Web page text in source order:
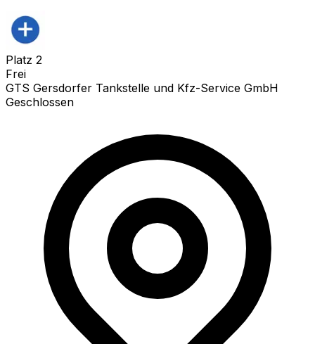
Platz 2
Frei
GTS Gersdorfer Tankstelle und Kfz-Service GmbH
Geschlossen